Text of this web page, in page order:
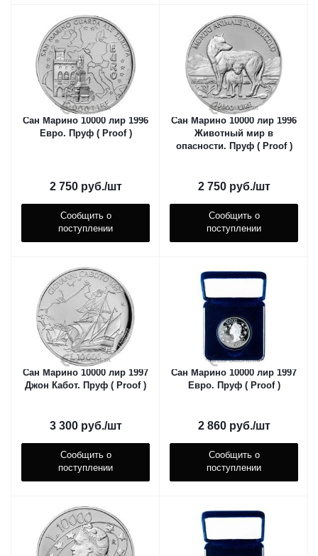
Сан Марино 10000 лир 1996
Евро. Пруф ( Proof )
2 750руб./шт
Сообщить о
поступлении
Сан Марино 10000 лир 1996
Животный мир в
опасности. Пруф ( Proof )
2 750руб./шт
Сообщить о
поступлении
Сан Марино 10000 лир 1997
Джон Кабот. Пруф ( Proof )
3 300руб./шт
Сообщить о
поступлении
Сан Марино 10000 лир 1997
Евро. Пруф ( Proof )
2 860руб./шт
Сообщить о
поступлении